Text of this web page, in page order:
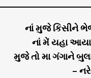
નાં મુજે કિસીને
નાં મેં યહા
મુજે તો મા ગંગાને